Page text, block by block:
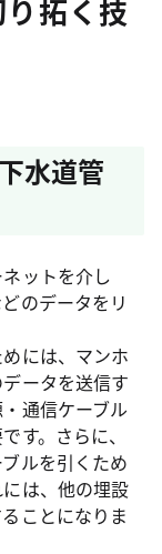
拓く技
水道管
ットを介し
のデータをリ
には、マンホ
ータを送信す
通信ケーブル
す。さらに、
ルを引くため
は、他の埋設
ことになりま